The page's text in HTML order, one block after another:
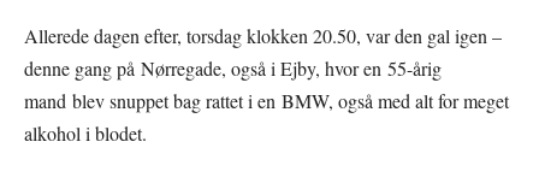
Allerede dagen efter, torsdag klokken 20.50, var den gal igen –
denne gang på Nørregade, også i Ejby, hvor en 55-årig
mand blev snuppet bag rattet i en BMW, også med alt for meget
alkohol i blodet.